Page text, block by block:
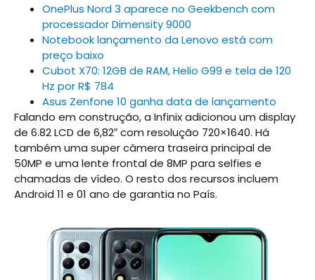
OnePlus Nord 3 aparece no Geekbench com
processador Dimensity 9000
Notebook lançamento da Lenovo está com
preço baixo
Cubot X70: 12GB de RAM, Helio G99 e tela de 120
Hz por R$ 784
Asus Zenfone 10 ganha data de lançamento
Falando em construção, a Infinix adicionou um display
de 6.82 LCD de 6,82″ com resolução 720×1640. Há
também uma super câmera traseira principal de
50MP e uma lente frontal de 8MP para selfies e
chamadas de vídeo. O resto dos recursos incluem
Android 11 e 01 ano de garantia no País.